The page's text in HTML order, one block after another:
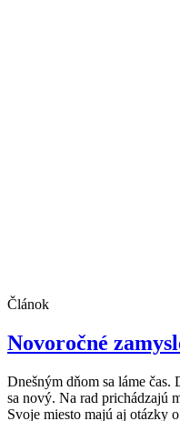
Článok
Novoročné
Dnešným dňom sa láme
sa nový. Na rad prichádzajú
Svoje miesto majú aj otázky